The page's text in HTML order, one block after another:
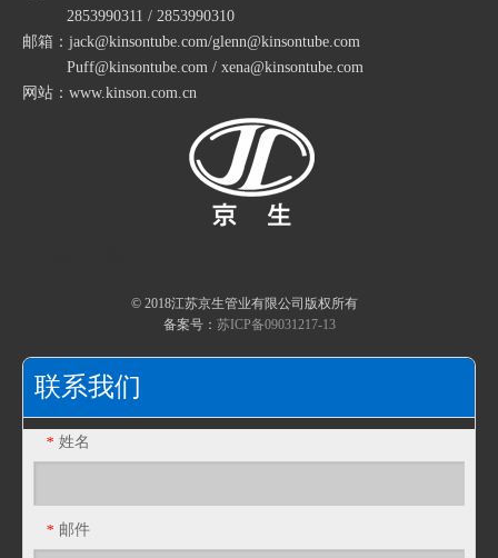
ENG防爆挠性管 增安型防爆普利卡电线套管
包塑金属软管的试验结果
包塑金属软管的透温性试验
包塑金属软管的试验条件
包塑金属软管的耐热性
包塑金属软管的指数测试
江苏京生管业有限公司危险废物管理制度公司
不锈钢包塑金属软管淬火硬化
2853990311 / 2853990310
邮箱：jack@kinsontube.com/glenn@kinsontube.com
Puff@kinsontube.com / xena@kinsontube.com
网站：www.kinson.com.cn
© 2018江苏京生管业有限公司版权所有
备案号： 苏ICP备09031217-13
联系我们
* 姓名
* 邮件